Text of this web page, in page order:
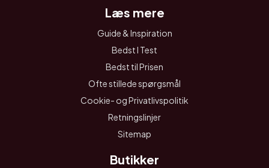
Læs mere
Guide & Inspiration
Bedst I Test
Bedst til Prisen
Ofte stillede spørgsmål
Cookie- og Privatlivspolitik
Retningslinjer
Sitemap
Butikker